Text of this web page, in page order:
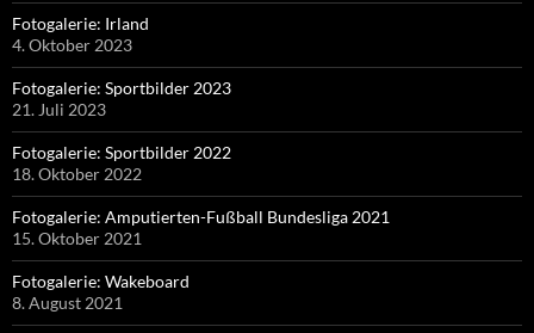
Fotogalerie: Irland
4. Oktober 2023
Fotogalerie: Sportbilder 2023
21. Juli 2023
Fotogalerie: Sportbilder 2022
18. Oktober 2022
Fotogalerie: Amputierten-Fußball Bundesliga 2021
15. Oktober 2021
Fotogalerie: Wakeboard
8. August 2021